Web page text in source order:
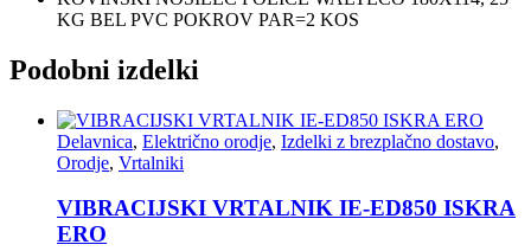
KG BEL PVC POKROV PAR=2 KOS
Podobni izdelki
Delavnica, Električno orodje, Izdelki z brezplačno dostavo,
Orodje, Vrtalniki
VIBRACIJSKI VRTALNIK IE-ED850 ISKRA
ERO